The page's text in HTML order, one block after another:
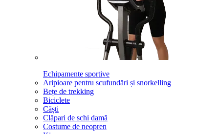
Echipamente sportive
Aripioare pentru scufundări și snorkelling
Bețe de trekking
Biciclete
Căști
Clăpari de schi damă
Costume de neopren